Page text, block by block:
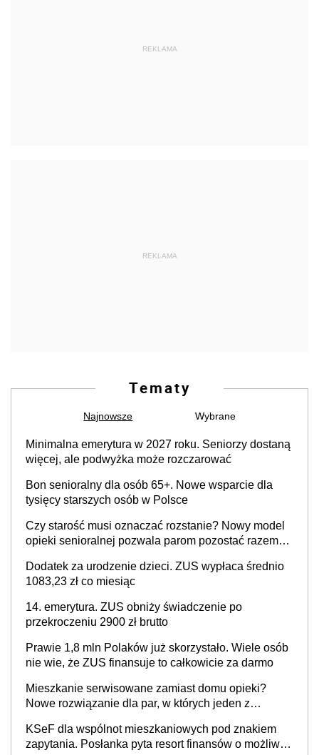
REKLAMA
REKLAMA
Tematy
Najnowsze Wybrane
Minimalna emerytura w 2027 roku. Seniorzy dostaną
więcej, ale podwyżka może rozczarować
Bon senioralny dla osób 65+. Nowe wsparcie dla
tysięcy starszych osób w Polsce
Czy starość musi oznaczać rozstanie? Nowy model
opieki senioralnej pozwala parom pozostać razem
Dodatek za urodzenie dzieci. ZUS wypłaca średnio
1083,23 zł co miesiąc
14. emerytura. ZUS obniży świadczenie po
przekroczeniu 2900 zł brutto
Prawie 1,8 mln Polaków już skorzystało. Wiele osób
nie wie, że ZUS finansuje to całkowicie za darmo
Mieszkanie serwisowane zamiast domu opieki?
Nowe rozwiązanie dla par, w których jeden z
KSeF dla wspólnot mieszkaniowych pod znakiem
zapytania. Posłanka pyta resort finansów o możliwe